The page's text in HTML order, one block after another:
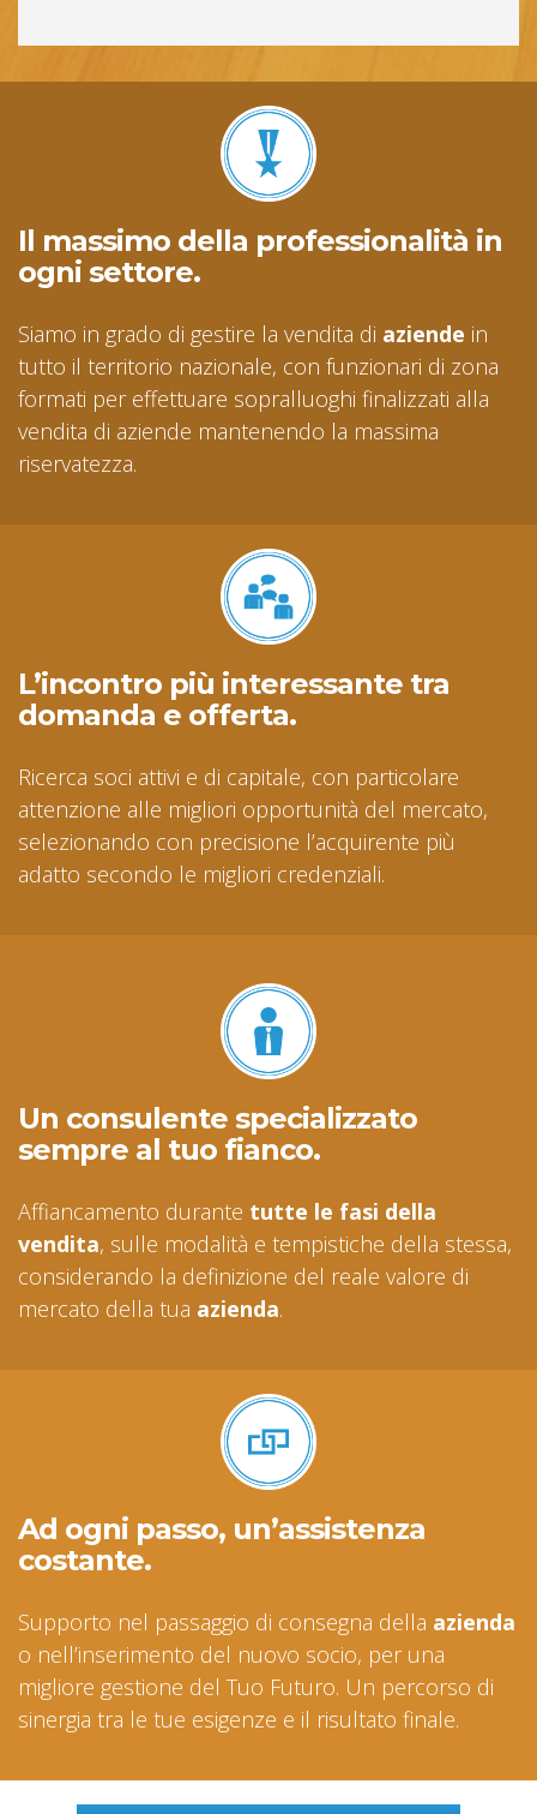
Il massimo della professionalità in
ogni settore.
Siamo in grado di gestire la vendita di aziende in
tutto il territorio nazionale, con funzionari di zona
formati per effettuare sopralluoghi finalizzati alla
vendita di aziende mantenendo la massima
riservatezza.
L’incontro più interessante tra
domanda e offerta.
Ricerca soci attivi e di capitale, con particolare
attenzione alle migliori opportunità del mercato,
selezionando con precisione l’acquirente più
adatto secondo le migliori credenziali.
Un consulente specializzato
sempre al tuo fianco.
Affiancamento durante tutte le fasi della
vendita, sulle modalità e tempistiche della stessa,
considerando la definizione del reale valore di
mercato della tua azienda.
Ad ogni passo, un’assistenza
costante.
Supporto nel passaggio di consegna della azienda
o nell’inserimento del nuovo socio, per una
migliore gestione del Tuo Futuro. Un percorso di
sinergia tra le tue esigenze e il risultato finale.